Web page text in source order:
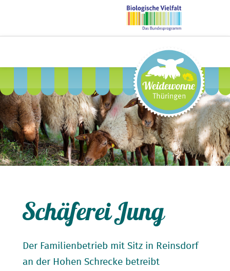
Schäferei Jung
Der Familienbetrieb mit Sitz in Reinsdorf
an der Hohen Schrecke betreibt